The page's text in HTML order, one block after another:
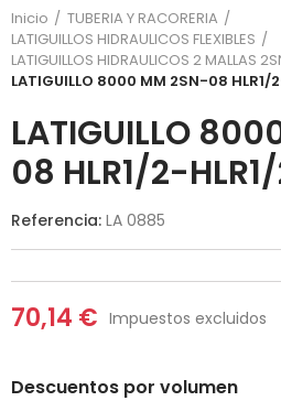
Inicio
TUBERIA Y RACORERIA
LATIGUILLOS HIDRAULICOS FLEXIBLES
LATIGUILLOS HIDRAULICOS 2 MALLAS
LATIGUILLO 8000 MM 2SN-08 HLR1/
LATIGUILLO
08 HLR1/2-
Referencia: LA 0885
70,14 € Impuestos excluidos
Descuentos por volumen